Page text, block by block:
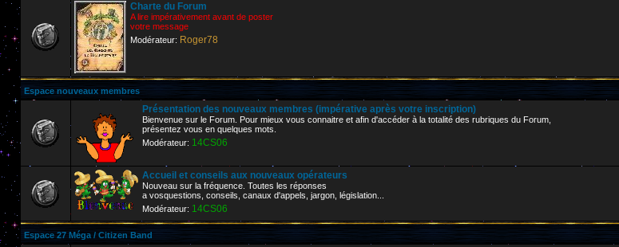
Charte du Forum
A lire impérativement avant de poster
votre message
Modérateur: Roger78
Espace nouveaux membres
Présentation des nouveaux membres (impérative après votre inscription)
Bienvenue sur le Forum. Pour mieux vous connaitre et afin d'accéder à la totalité des rubriques du Forum,
présentez vous en quelques mots.
Modérateur: 14CS06
Accueil et conseils aux nouveaux opérateurs
Nouveau sur la fréquence. Toutes les réponses
a vosquestions, conseils, canaux d'appels, jargon, législation...
Modérateur: 14CS06
Espace 27 Méga / Citizen Band